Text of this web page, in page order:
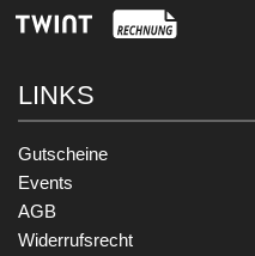
LINKS
Gutscheine
Events
AGB
Widerrufsrecht